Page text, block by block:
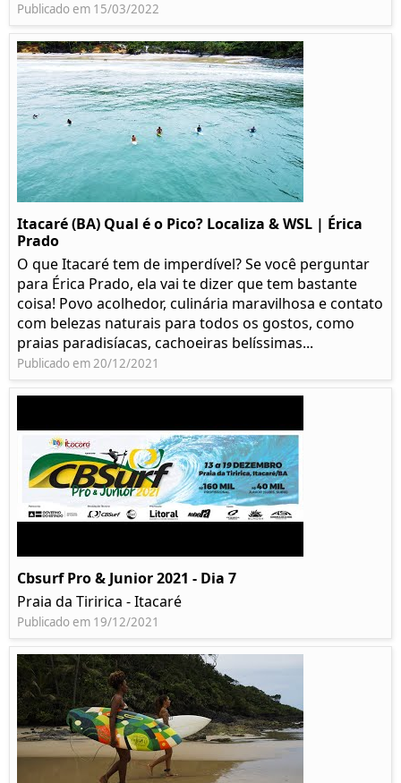
Publicado em 15/03/2022
Itacaré (BA) Qual é o Pico? Localiza & WSL | Érica
Prado​
O que Itacaré tem de imperdível? Se você perguntar
para Érica Prado, ela vai te dizer que tem bastante
coisa!​ Povo acolhedor, culinária maravilhosa e contato
com belezas naturais para todos os gostos, como
praias paradisíacas, cachoeiras belíssimas...
Publicado em 20/12/2021
Cbsurf Pro & Junior 2021 - Dia 7
Praia da Tiririca - Itacaré
Publicado em 19/12/2021